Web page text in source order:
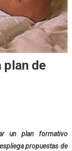
plan de
un plan formativo
propuestas de